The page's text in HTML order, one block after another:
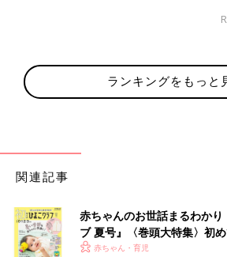
ランキングをもっと
関連記事
赤ちゃんのお世話まるわか
ブ 夏号』〈巻頭大特集〉初
く！ おっぱい・ミルクの基
赤ちゃん・育児